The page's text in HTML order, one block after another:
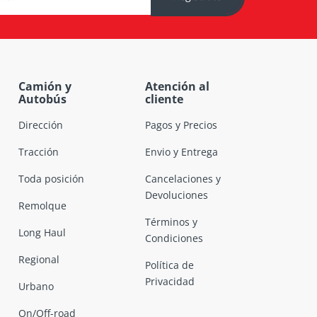
Camión y
Autobús
Dirección
Tracción
Toda posición
Remolque
Long Haul
Regional
Urbano
On/Off-road
Atención al
cliente
Pagos y Precios
Envio y Entrega
Cancelaciones y
Devoluciones
Términos y
Condiciones
Política de
Privacidad